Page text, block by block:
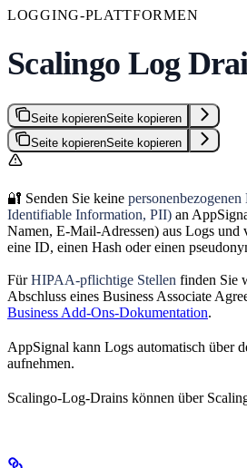
LOGGING-PLATTFORMEN
Scalingo Log
Seite kopierenSeite kopieren
Seite kopierenSeite kopieren
🔐 Senden Sie keine personenbezogenen
Identifiable Information, PII) an
Namen, E-Mail-Adressen) aus Logs und
eine ID, einen Hash oder einen
FürHIPAA-pflichtige Stellen finden Sie
Abschluss eines Business Associate
Business Add-Ons-Dokumentation.
AppSignal kann Logs automatisch über
aufnehmen.
Scalingo-Log-Drains können über